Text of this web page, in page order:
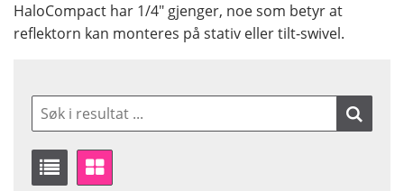
HaloCompact har 1/4" gjenger, noe som betyr at
reflektorn kan monteres på stativ eller tilt-swivel.